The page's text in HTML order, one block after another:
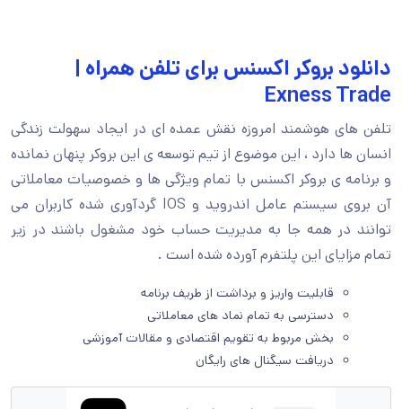
بروکر اکسنس برای تلفن همراه |
Exness
هوشمند امروزه نقش عمده ای در ایجاد سهولت زندگی
دارد ، این موضوع از تیم توسعه ی این بروکر پنهان نمانده
ی بروکر اکسنس با تمام ویژگی ها و خصوصیات معاملاتی
آن بروی سیستم عامل اندروید و IOS گردآوری شده کاربران می
در همه جا به مدیریت حساب خود مشغول باشند در زیر
این پلتفرم آورده شده است .
قابلیت واریز و برداشت از طریف برنامه
دسترسی به تمام نماد های معاملاتی
بخش مربوط به تقویم اقتصادی و مقالات آموزشی
دریافت سیگنال های رایگان